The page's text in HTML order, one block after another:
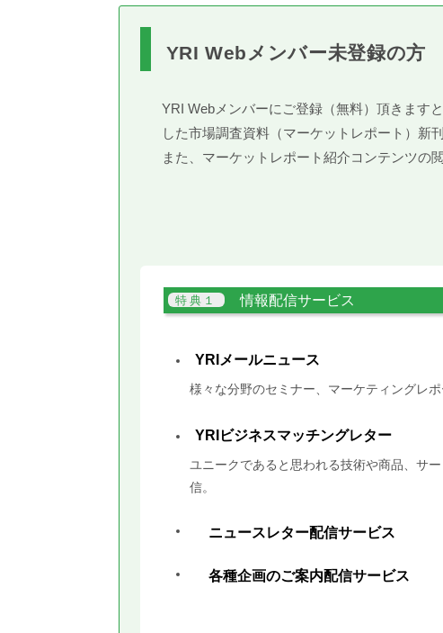
YRI Webメンバー未登録の方
YRI Webメンバーにご登録（無料）頂きます
した市場調査資料（マーケットレポート）新
また、マーケットレポート紹介コンテンツの
情報配信サービス
YRIメールニュース
様々な分野のセミナー、マーケティングレ
YRIビジネスマッチングレター
ユニークであると思われる技術や商品、サ
信。
ニュースレター配信サービス
各種企画のご案内配信サービス